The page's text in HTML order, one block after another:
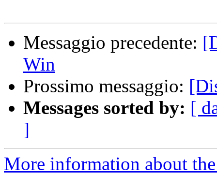
Messaggio precedente:
Win
Prossimo messaggio:
Messages sorted by: [
]
More information about